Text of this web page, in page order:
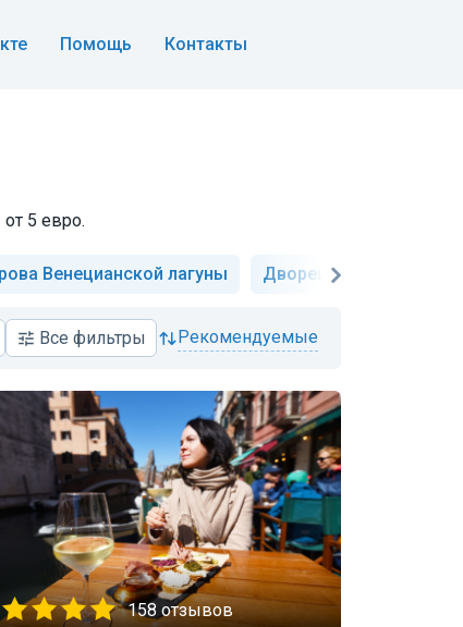
Помощь Контакты
5 евро.
Венецианской лагуны Дворец дожей
Всефильтры рекомендуемые
158 отзывов